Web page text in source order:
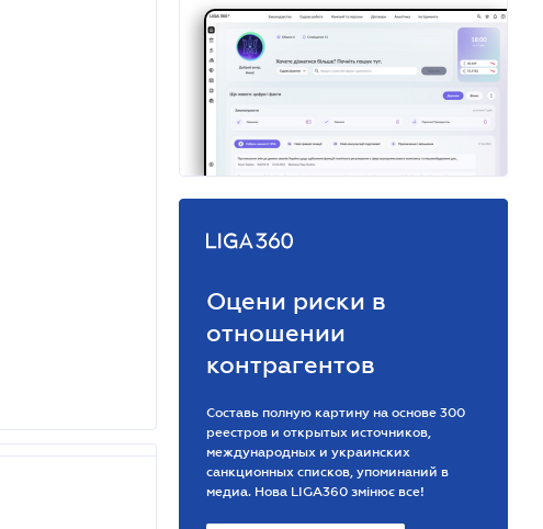
Оцени риски в
отношении
контрагентов
Составь полную картину на основе 300
реестров и открытых источников,
международных и украинских
санкционных списков, упоминаний в
медиа. Нова LIGA360 змінює все!